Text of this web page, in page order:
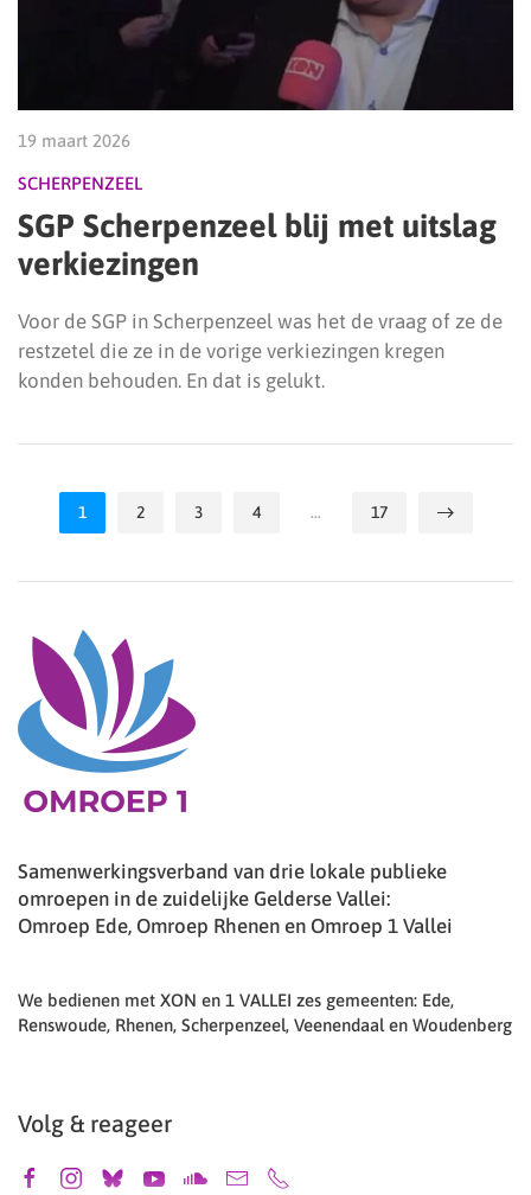
19 maart 2026
SCHERPENZEEL
SGP Scherpenzeel blij met uitslag
verkiezingen
Voor de SGP in Scherpenzeel was het de vraag of ze de
restzetel die ze in de vorige verkiezingen kregen
konden behouden. En dat is gelukt.
1 2 3 4 … 17
Samenwerkingsverband van drie lokale publieke
omroepen in de zuidelijke Gelderse Vallei:
Omroep Ede, Omroep Rhenen en Omroep 1 Vallei
We bedienen met XON en 1 VALLEI zes gemeenten: Ede,
Renswoude, Rhenen, Scherpenzeel, Veenendaal en Woudenberg
Volg & reageer